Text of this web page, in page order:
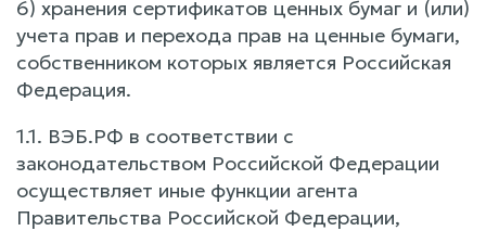
6) хранения сертификатов ценных бумаг и (или)
учета прав и перехода прав на ценные бумаги,
собственником которых является Российская
Федерация.
1.1. ВЭБ.РФ в соответствии с
законодательством Российской Федерации
осуществляет иные функции агента
Правительства Российской Федерации,